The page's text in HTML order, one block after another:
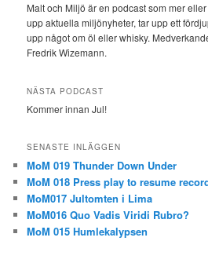
Malt och Miljö är en podcast som mer
upp aktuella miljönyheter, tar upp ett
upp något om öl eller whisky.
Fredrik Wizemann.
NÄSTA PODCAST
Kommer innan Jul!
SENASTE INLÄGGEN
MoM 019 Thunder Down Under
MoM 018 Press play to resume
MoM017 Jultomten i Lima
MoM016 Quo Vadis Viridi Rubro?
MoM 015 Humlekalypsen